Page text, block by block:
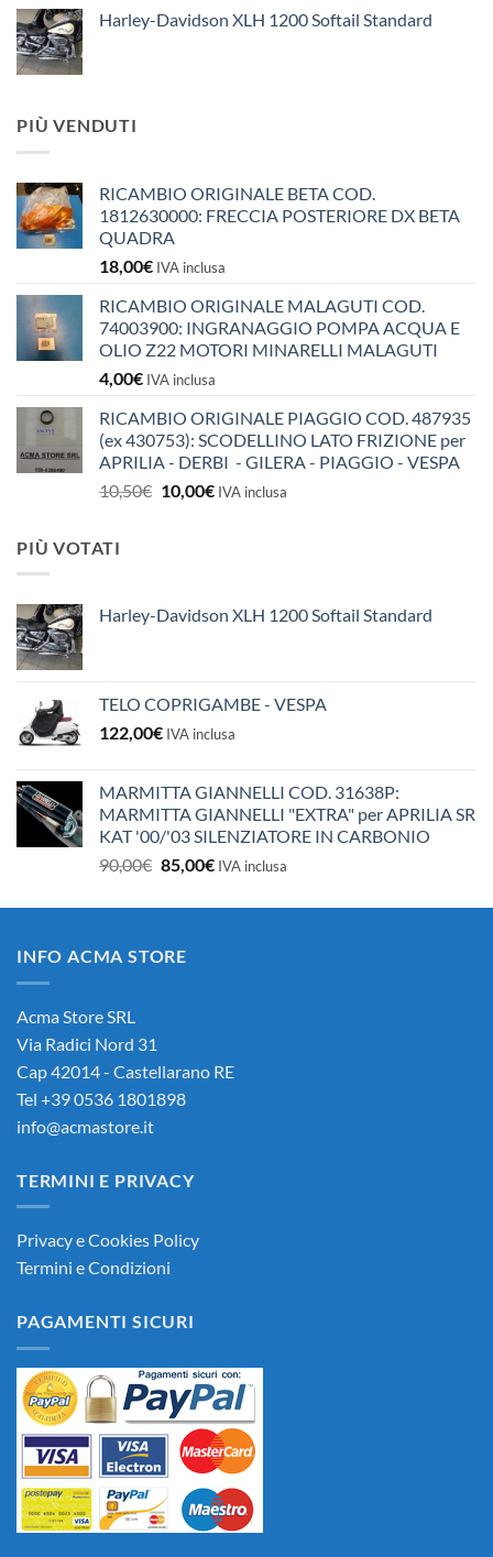
Harley-Davidson XLH 1200 Softail Standard
PIÙ VENDUTI
RICAMBIO ORIGINALE BETA COD.
1812630000: FRECCIA POSTERIORE DX BETA
QUADRA
18,00€ IVA inclusa
RICAMBIO ORIGINALE MALAGUTI COD.
74003900: INGRANAGGIO POMPA ACQUA E
OLIO Z22 MOTORI MINARELLI MALAGUTI
4,00€ IVA inclusa
RICAMBIO ORIGINALE PIAGGIO COD. 487935
(ex 430753): SCODELLINO LATO FRIZIONE per
APRILIA - DERBI - GILERA - PIAGGIO - VESPA
10,50€ Il
10,00€IlIVA inclusa
PIÙ VOTATI
Harley-Davidson XLH 1200 Softail Standard
TELO COPRIGAMBE - VESPA
122,00€ IVA inclusa
MARMITTA GIANNELLI COD. 31638P:
MARMITTA GIANNELLI "EXTRA" per APRILIA SR
KAT '00/'03 SILENZIATORE IN CARBONIO
90,00€ Il
originale
90,00€.
85,00€Il
attuale
IVA inclusa
INFO ACMA STORE
Acma Store SRL
Via Radici Nord 31
Cap 42014 - Castellarano RE
Tel +39 0536 1801898
info@acmastore.it
TERMINI E PRIVACY
Privacy e Cookies Policy
Termini e Condizioni
PAGAMENTI SICURI